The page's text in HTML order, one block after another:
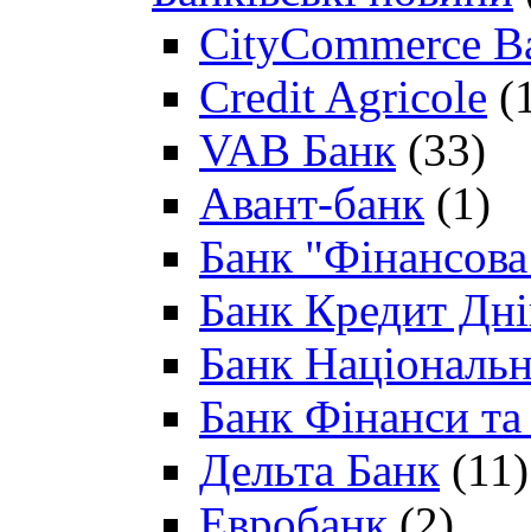
CityCommerce
Credit Agricole
VAB Банк (33)
Авант-банк (1)
Банк "Фінансова
Банк Кредит
Банк
Банк Фінанси
Дельта Банк (11)